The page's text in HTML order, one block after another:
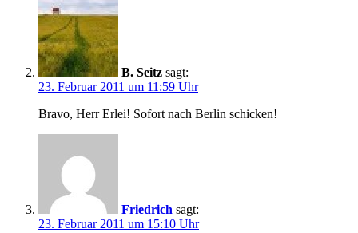
B. Seitz sagt:
23. Februar 2011 um 11:59 Uhr
Bravo, Herr Erlei! Sofort nach Berlin schicken!
Friedrich sagt:
23. Februar 2011 um 15:10 Uhr